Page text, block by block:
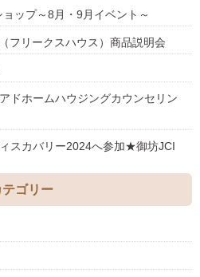
ップ～8月・9月イベント～
フリークスハウス）商品説明会
ドホームハウジングカウンセリン
スカバリー2024へ参加★御坊JCI
テゴリー